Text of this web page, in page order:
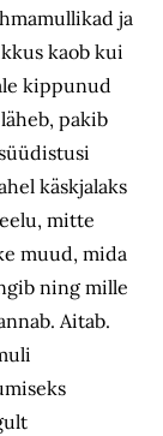
ja
kaob kui
kippunud
pakib
käskjalaks
mitte
muud, mida
ning mille
Aitab.